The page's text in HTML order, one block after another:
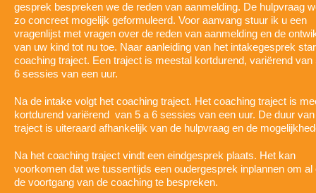
gesprek bespreken we de reden van aanmelding. De hulpvraag
zo concreet mogelijk geformuleerd. Voor aanvang stuur ik u een
vragenlijst met vragen over de reden van aanmelding en de
van uw kind tot nu toe. Naar aanleiding van het intakegesprek
coaching traject. Een traject is meestal kortdurend, variërend van
6 sessies van een uur.
Na de intake volgt het coaching traject. Het coaching traject is
kortdurend variërend van 5 a 6 sessies van een uur. De duur
traject is uiteraard afhankelijk van de hulpvraag en de
Na het coaching traject vindt een eindgesprek plaats. Het kan
voorkomen dat we tussentijds een oudergesprek inplannen om al
de voortgang van de coaching te bespreken.